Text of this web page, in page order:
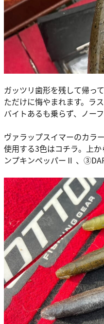
ガッツリ歯形を残して帰っ
ただけに悔やまれます。ラ
バイトあるも乗らず、ノー
ヴァラップスイマーのカラ
使用する3色はコチラ。上
ンプキンペッパーⅡ 、